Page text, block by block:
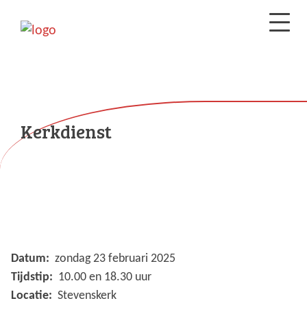
Kerkdienst
Datum: zondag 23 februari 2025
Tijdstip: 10.00 en 18.30 uur
Locatie: Stevenskerk